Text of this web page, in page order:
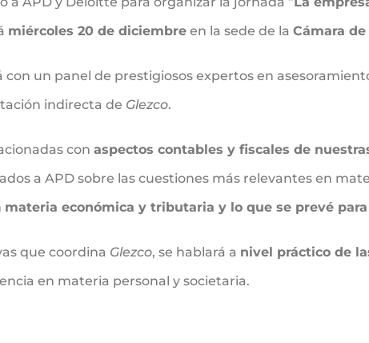
miércoles 20 de diciembre en la sede de la Cámara
un panel de prestigiosos expertos en
indirecta de Glezco.
con aspectos contables y fiscales de
a APD sobre las cuestiones más relevantes en
materia económica y tributaria y lo que se prevé para
que coordina Glezco, se hablará a nivel práctico de
en materia personal y societaria.